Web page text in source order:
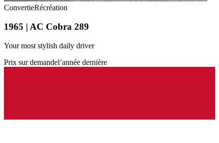
ConvertieRécréation
1965 | AC Cobra 289
Your most stylish daily driver
Prix sur demandel’année dernière